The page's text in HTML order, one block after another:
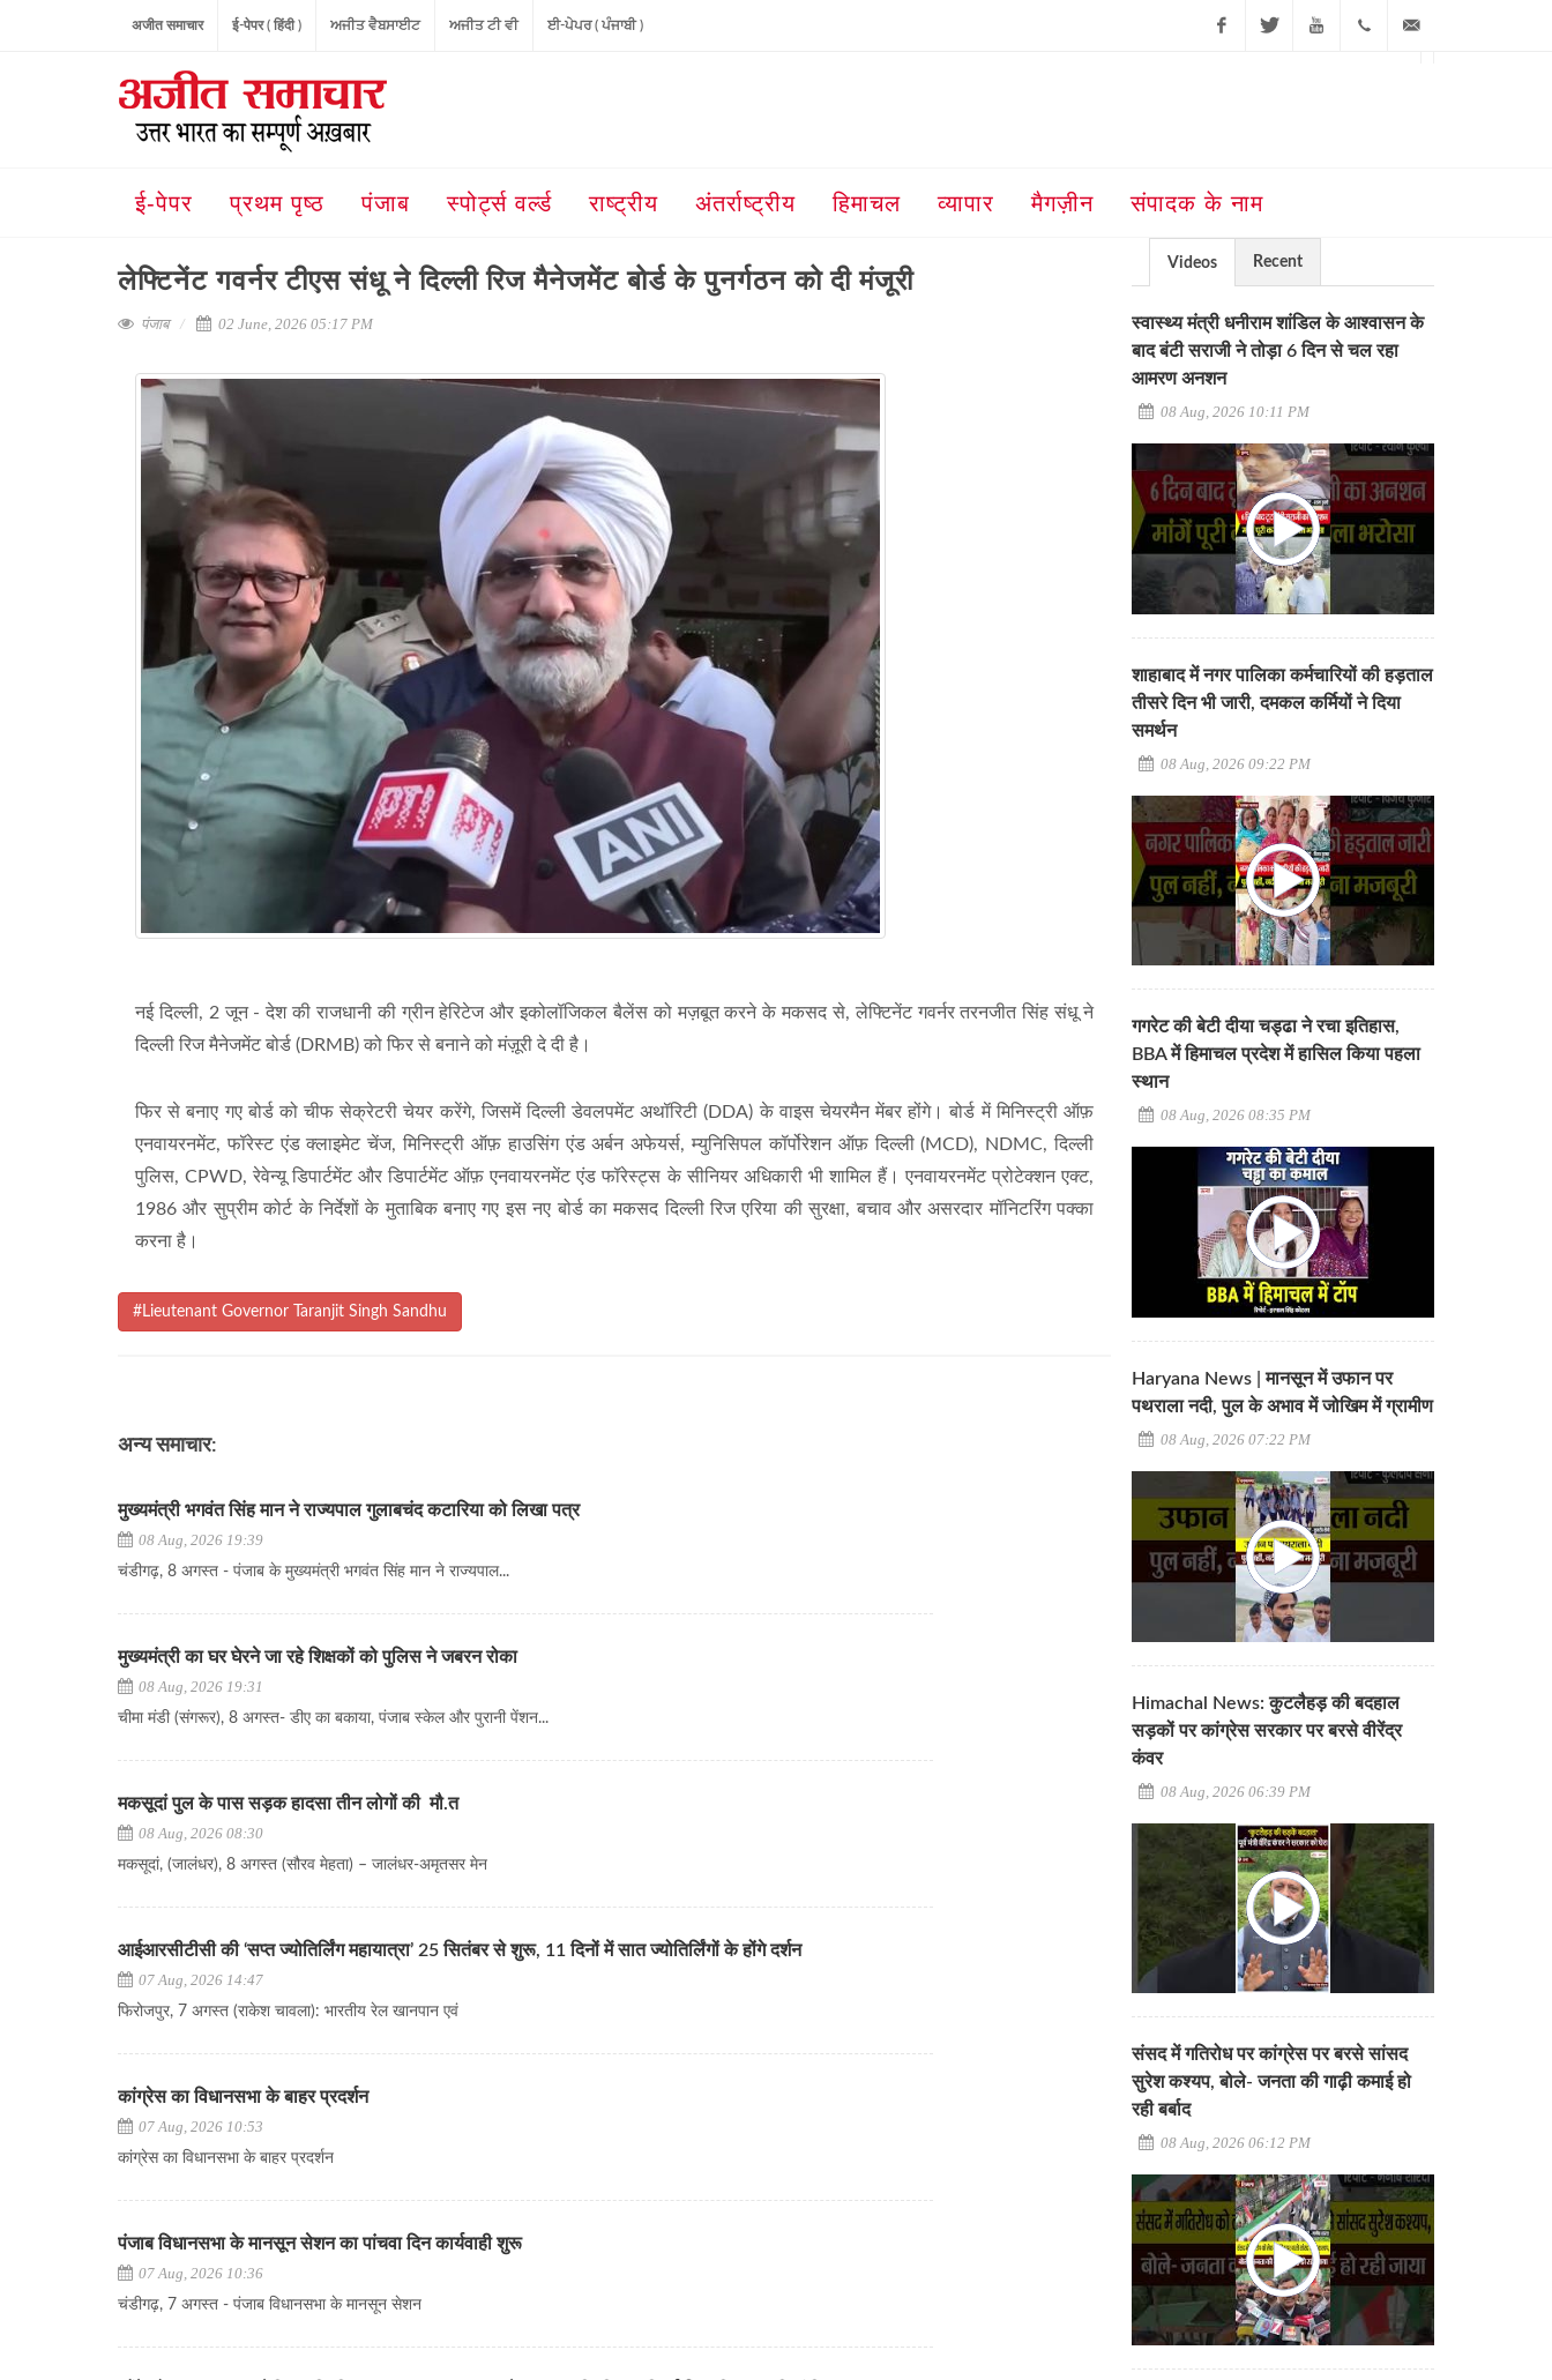
अजीत समाचार ई-पेपर ( हिंदी ) ਅਜੀਤ ਵੈਬਸਾਈਟ ਅਜੀਤ ਟੀ ਵੀ ਈ-ਪੇਪਰ ( ਪੰਜਾਬੀ )
ई-पेपर प्रथम पृष्ठ पंजाब स्पोर्ट्स वर्ल्ड राष्ट्रीय अंतर्राष्ट्रीय हिमाचल व्यापार मैगज़ीन संपादक के नाम
लेफ्टिनेंट गवर्नर टीएस संधू ने दिल्ली रिज मैनेजमेंट बोर्ड के पुनर्गठन को दी मंजूरी
पंजाब 02 June, 2026 05:17 PM
नई दिल्ली, 2 जून - देश की राजधानी की ग्रीन हेरिटेज और इकोलॉजिकल बैलेंस को मज़बूत करने के मकसद से, लेफ्टिनेंट गवर्नर तरनजीत सिंह संधू ने
दिल्ली रिज मैनेजमेंट बोर्ड (DRMB) को फिर से बनाने को मंज़ूरी दे दी है।
फिर से बनाए गए बोर्ड को चीफ सेक्रेटरी चेयर करेंगे, जिसमें दिल्ली डेवलपमेंट अथॉरिटी (DDA) के वाइस चेयरमैन मेंबर होंगे। बोर्ड में मिनिस्ट्री ऑफ़
एनवायरनमेंट, फॉरेस्ट एंड क्लाइमेट चेंज, मिनिस्ट्री ऑफ़ हाउसिंग एंड अर्बन अफेयर्स, म्युनिसिपल कॉर्पोरेशन ऑफ़ दिल्ली (MCD), NDMC, दिल्ली
पुलिस, CPWD, रेवेन्यू डिपार्टमेंट और डिपार्टमेंट ऑफ़ एनवायरनमेंट एंड फॉरेस्ट्स के सीनियर अधिकारी भी शामिल हैं। एनवायरनमेंट प्रोटेक्शन एक्ट,
1986 और सुप्रीम कोर्ट के निर्देशों के मुताबिक बनाए गए इस नए बोर्ड का मकसद दिल्ली रिज एरिया की सुरक्षा, बचाव और असरदार मॉनिटरिंग पक्का
करना है।
#Lieutenant Governor Taranjit Singh Sandhu
अन्य समाचार:
मुख्यमंत्री भगवंत सिंह मान ने राज्यपाल गुलाबचंद कटारिया को लिखा पत्र
08 Aug, 2026 19:39
चंडीगढ़, 8 अगस्त - पंजाब के मुख्यमंत्री भगवंत सिंह मान ने राज्यपाल...
मुख्यमंत्री का घर घेरने जा रहे शिक्षकों को पुलिस ने जबरन रोका
08 Aug, 2026 19:31
चीमा मंडी (संगरूर), 8 अगस्त- डीए का बकाया, पंजाब स्केल और पुरानी पेंशन...
मकसूदां पुल के पास सड़क हादसा तीन लोगों की मौ.त
08 Aug, 2026 08:30
मकसूदां, (जालंधर), 8 अगस्त (सौरव मेहता) – जालंधर-अमृतसर मेन
आईआरसीटीसी की ‘सप्त ज्योतिर्लिंग महायात्रा’ 25 सितंबर से शुरू, 11 दिनों में सात ज्योतिर्लिंगों के होंगे दर्शन
07 Aug, 2026 14:47
फिरोजपुर, 7 अगस्त (राकेश चावला): भारतीय रेल खानपान एवं
कांग्रेस का विधानसभा के बाहर प्रदर्शन
07 Aug, 2026 10:53
कांग्रेस का विधानसभा के बाहर प्रदर्शन
पंजाब विधानसभा के मानसून सेशन का पांचवा दिन कार्यवाही शुरू
07 Aug, 2026 10:36
चंडीगढ़, 7 अगस्त - पंजाब विधानसभा के मानसून सेशन
Videos Recent
स्वास्थ्य मंत्री धनीराम शांडिल के आश्वासन के
बाद बंटी सराजी ने तोड़ा 6 दिन से चल रहा
आमरण अनशन
08 Aug, 2026 10:11 PM
शाहाबाद में नगर पालिका कर्मचारियों की हड़ताल
तीसरे दिन भी जारी, दमकल कर्मियों ने दिया
समर्थन
08 Aug, 2026 09:22 PM
गगरेट की बेटी दीया चड्ढा ने रचा इतिहास,
BBA में हिमाचल प्रदेश में हासिल किया पहला
स्थान
08 Aug, 2026 08:35 PM
Haryana News | मानसून में उफान पर
पथराला नदी, पुल के अभाव में जोखिम में ग्रामीण
08 Aug, 2026 07:22 PM
Himachal News: कुटलैहड़ की बदहाल
सड़कों पर कांग्रेस सरकार पर बरसे वीरेंद्र
कंवर
08 Aug, 2026 06:39 PM
संसद में गतिरोध पर कांग्रेस पर बरसे सांसद
सुरेश कश्यप, बोले- जनता की गाढ़ी कमाई हो
रही बर्बाद
08 Aug, 2026 06:12 PM